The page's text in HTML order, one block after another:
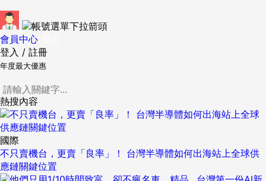
會員中心
登入 / 註冊
年度最大優惠
熱搜內容
國際
不只賣機台，更賣「良率」！ 台灣半導體如何出海站上全球供
應鏈關鍵位置